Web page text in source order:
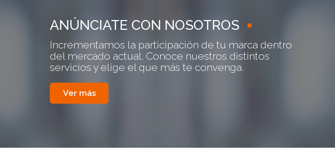
ANÚNCIATE CON NOSOTROS
Incrementamos la participación de tu marca dentro
del mercado actual. Conoce nuestros distintos
servicios y elige el que más te convenga.
Ver más